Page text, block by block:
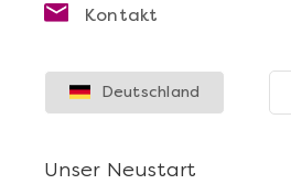
Kontakt
Unser Neustart
Deutschland